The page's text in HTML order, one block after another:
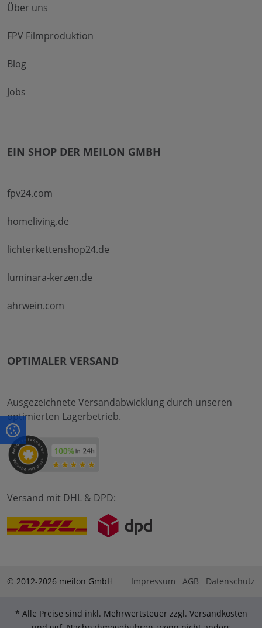
Über uns
FPV Filmproduktion
Blog
Jobs
EIN SHOP DER MEILON GMBH
fpv24.com
homeliving.de
lichterkettenshop24.de
luminara-kerzen.de
ahrwein.com
OPTIMALER VERSAND
Ausgezeichnete Versandabwicklung durch unseren
optimierten Lagerbetrieb.
Versand mit DHL & DPD:
© 2012-2026 meilon GmbH Impressum AGB Datenschutz
* Alle Preise sind inkl. Mehrwertsteuer zzgl. Versandkosten
und ggf. Nachnahmegebühren, wenn nicht anders